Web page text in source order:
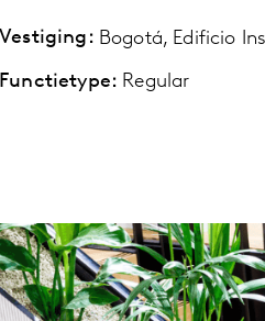
Vestiging: Bogotá, Edificio
Functietype: Regular